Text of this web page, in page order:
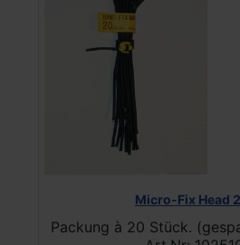
Micro-Fix Head
Packung à 20 Stück.